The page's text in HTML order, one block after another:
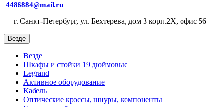
4486884@mail.ru
г. Санкт-Петербург, ул. Бехтерева, дом 3 корп.2X, офис 56
Везде
Везде
Шкафы и стойки 19 дюймовые
Legrand
Активное оборудование
Кабель
Оптические кроссы, шнуры, компоненты